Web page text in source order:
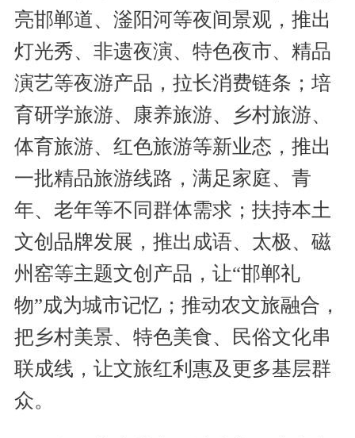
亮邯郸道、滏阳河等夜间景观，推出
灯光秀、非遗夜演、特色夜市、精品
演艺等夜游产品，拉长消费链条；培
育研学旅游、康养旅游、乡村旅游、
体育旅游、红色旅游等新业态，推出
一批精品旅游线路，满足家庭、青
年、老年等不同群体需求；扶持本土
文创品牌发展，推出成语、太极、磁
州窑等主题文创产品，让“邯郸礼
物”成为城市记忆；推动农文旅融合，
把乡村美景、特色美食、民俗文化串
联成线，让文旅红利惠及更多基层群
众。